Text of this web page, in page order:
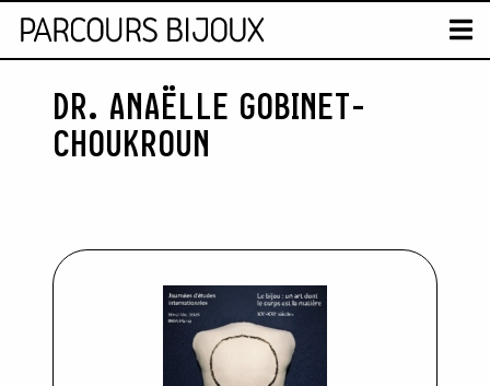
Skip to content
CARTE
DR. ANAËLLE GOBINET-
CHOUKROUN